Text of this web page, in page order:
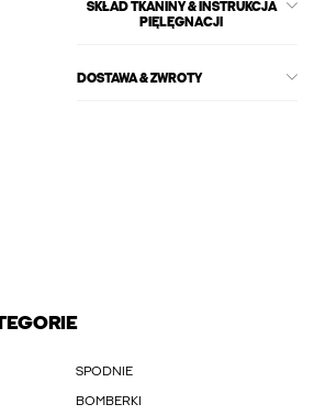
SKŁAD TKANINY & INSTRUKCJA
PIĘLĘGNACJI
DOSTAWA & ZWROTY
SPODNIE
BOMBERKI